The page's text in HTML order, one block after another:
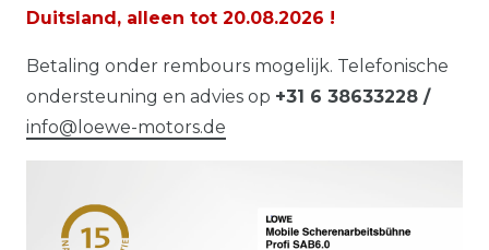
Duitsland, alleen tot 20.08.2026 !
Betaling onder rembours mogelijk. Telefonische
ondersteuning en advies op +31 6 38633228 /
info@loewe-motors.de